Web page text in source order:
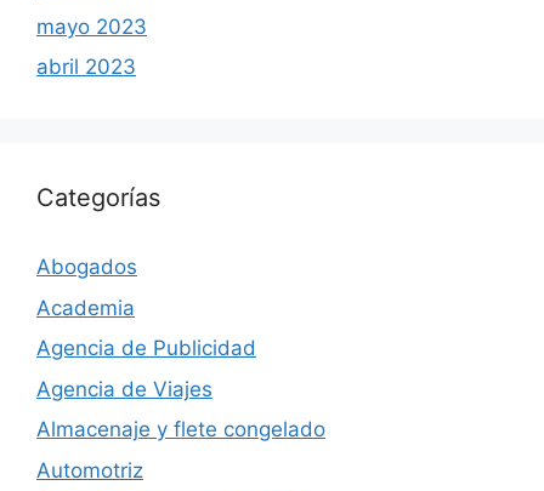
mayo 2023
abril 2023
Categorías
Abogados
Academia
Agencia de Publicidad
Agencia de Viajes
Almacenaje y flete congelado
Automotriz